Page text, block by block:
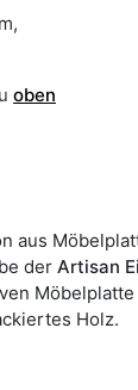
oben
aus
der Artisan
Holz.